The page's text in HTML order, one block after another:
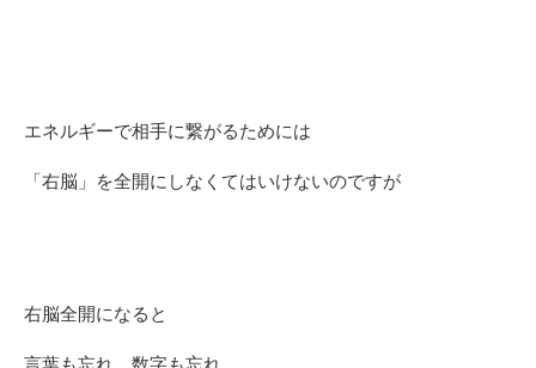
エネルギーで相手に繋がるためには
「右脳」を全開にしなくてはいけないのですが
右脳全開になると